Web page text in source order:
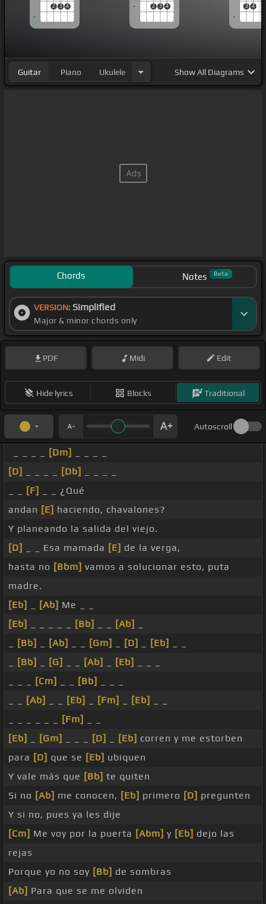
2 3 4 2 3 4 3 4
Guitar Piano Ukulele ShowAll Diagrams
Chords Notes Beta
VERSION: Simplified
Major & minor chords only
PDF Midi Edit
Hide lyrics Blocks Traditional
Autoscroll
[Dm]
[D]
[Db]
[F]
_ _ ¿Qué
andan [E] haciendo, chavalones?
Y planeando la salida del viejo.
[D]
_ _ Esa mamada [E] de la verga,
hasta no [Bbm] vamos a solucionar esto, puta
madre.
[Eb]
[Ab] Me _ _
[Eb]
[Bb] [Ab]
[Bb] [Ab] [Gm] [D] [Eb]
[Bb] [G] [Ab] [Eb]
[Cm] [Bb]
[Ab] [Eb] [Fm] [Eb]
[Fm]
[Eb]
[Gm] [D] [Eb] corren y me estorben
para [D] que se [Eb] ubiquen
Y vale más que [Bb] te quiten
Si no [Ab] me conocen, [Eb] primero [D] pregunten
Y si no, pues ya les dije
[Cm] Me voy por la puerta [Abm] y [Eb] dejo las
rejas
Porque yo no soy [Bb] de sombras
[Ab] Para que se me olviden